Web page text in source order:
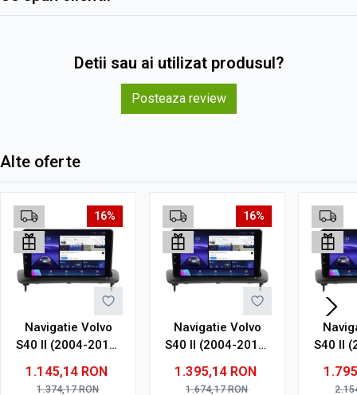
Detii sau ai utilizat produsul?
Posteaza review
Alte oferte
16%
Navigatie Volvo
S40 II (2004-2013)
RAM, 64GB ROM,
1.145,14 RON
1.374,17RON
16%
Navigatie Volvo
S40 II (2004-2013)
RAM, 128GB ROM,
1.395,14 RON
1.674,17RON
S40 II
RAM,